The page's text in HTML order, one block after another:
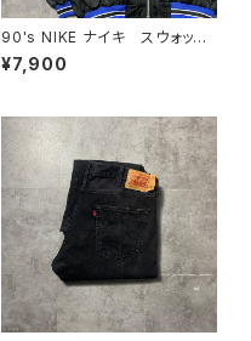
90's NIKE ナイキ スウォッシ
ュ 刺繍ワンポイント バック刺
繍 ラインリブ ブラック×ネイ
¥7,900